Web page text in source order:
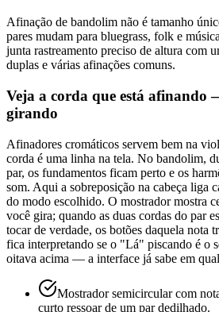
Afinação de bandolim não é tamanho
pares mudam para bluegrass, folk e
junta rastreamento preciso de altura com
duplas e várias afinações comuns.
Veja a corda que está afinando
girando
Afinadores cromáticos servem bem na
corda é uma linha na tela. No bandolim,
par, os fundamentos ficam perto e os
som. Aqui a sobreposição na cabeça liga
do modo escolhido. O mostrador mostra
você gira; quando as duas cordas do par
tocar de verdade, os botões daquela nota
fica interpretando se o "Lá" piscando é o
oitava acima — a interface já sabe em
Mostrador semicircular com
curto ressoar de um par dedilhado.